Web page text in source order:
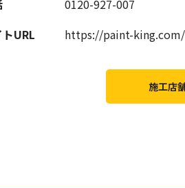
0120-927-007
URL
https://paint-king.com/
施工店